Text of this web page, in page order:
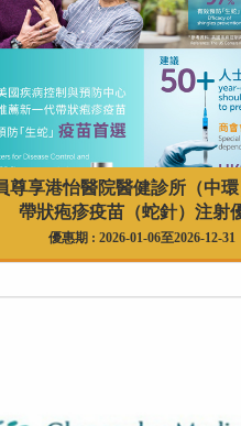
尊享港怡醫院醫健診所（中
帶狀疱疹疫苗（蛇針）注射
優惠期 : 2026-01-06至2026-12-31